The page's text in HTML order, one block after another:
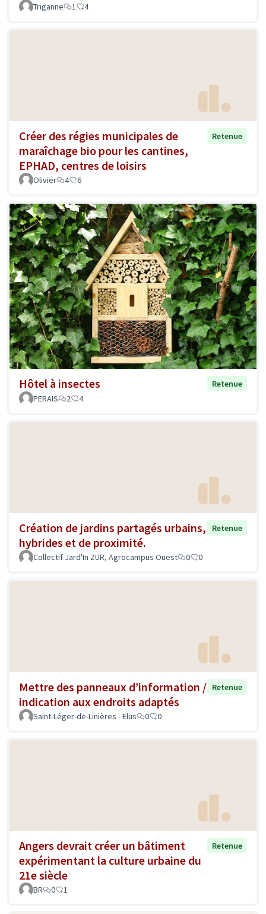
Triganne 1 4
Créer des régies municipales de
maraîchage bio pour les cantines,
EPHAD, centres de loisirs
Retenue
Olivier 4 6
Hôtel à insectes
Retenue
PERAIS
2 4
Création de jardins partagés urbains,
hybrides et de proximité.
Retenue
Collectif Jard'In ZUR, Agrocampus Ouest 0 0
Mettre des panneaux d’information /
indication aux endroits adaptés
Retenue
Saint-Léger-de-Linières - Elus 0 0
Angers devrait créer un bâtiment
expérimentant la culture urbaine du
21e siècle
Retenue
BR 0 1